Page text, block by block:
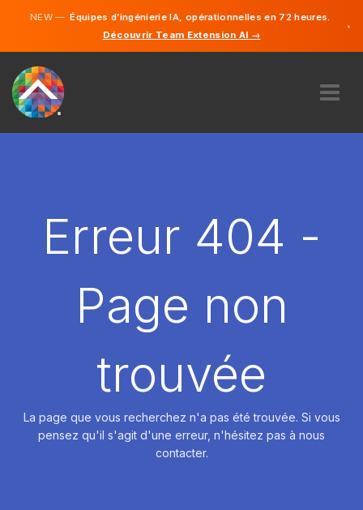
NEW —Équipes d’ingénierie IA, opérationnelles en 72 heures.
Découvrir Team Extension AI →
×
DÉMARRER
Erreur 404 -
Page non
trouvée
La page que vous recherchez n'a pas été trouvée. Si vous
pensez qu'il s'agit d'une erreur, n'hésitez pas à nous
contacter.